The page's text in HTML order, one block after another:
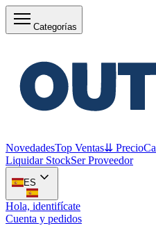
Categorías
NovedadesTop Ventas⇊ Precio
Liquidar StockSer Proveedor
ES
Hola, identifícate
Cuenta y pedidos